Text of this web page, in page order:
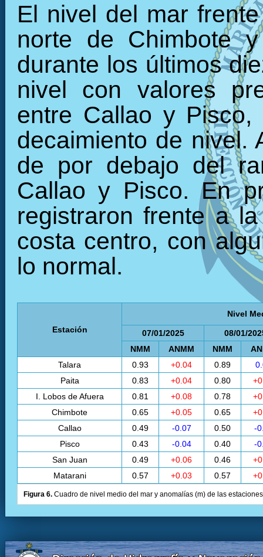
El nivel del mar
norte de Chimbote
durante los últimos
nivel con valores
entre Callao y
decaimiento de nivel.
de por debajo del
Callao y Pisco. En
registraron frente a
costa centro, con
lo normal.
Estación
Nivel
07/01/2025
08/01/
NMM
ANMM NMM
Talara
0.93 +0.04 0.89
Paita
0.83 +0.04 0.80
I. Lobos de Afuera
0.81 +0.08 0.78
Chimbote
0.65 +0.05 0.65
Callao
0.49 -0.07 0.50
-
Pisco
0.43 -0.04 0.40
-
San Juan
0.49 +0.06 0.46
Matarani
0.57 +0.03 0.57
Figura 6. Cuadro de nivel medio del mar y anomalías (m) de las